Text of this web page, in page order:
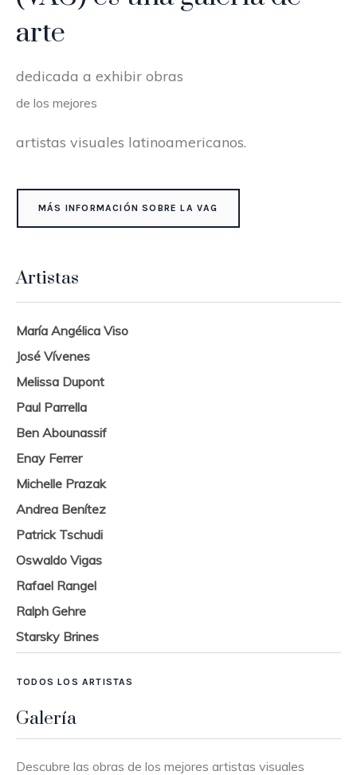
arte
dedicada a exhibir obras
de los mejores
artistas visuales latinoamericanos.
MÁS INFORMACIÓN SOBRE LA VAG
Artistas
María Angélica Viso
José Vívenes
Melissa Dupont
Paul Parrella
Ben Abounassif
Enay Ferrer
Michelle Prazak
Andrea Benítez
Patrick Tschudi
Oswaldo Vigas
Rafael Rangel
Ralph Gehre
Starsky Brines
TODOS LOS ARTISTAS
Galería
Descubre las obras de los mejores artistas visuales